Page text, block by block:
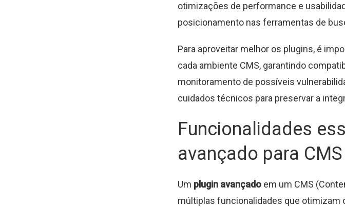
otimizações de performance e
posicionamento nas ferramentas de
Para aproveitar melhor os plugins, é
cada ambiente CMS, garantindo
monitoramento de possíveis
cuidados técnicos para preservar a
Funcionalidades
avançado para CMS
Um plugin avançado em um CMS
múltiplas funcionalidades que otimizam